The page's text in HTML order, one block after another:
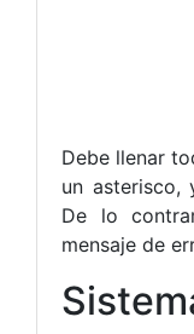
Debe llenar
un asterisco,
De lo
mensaje de